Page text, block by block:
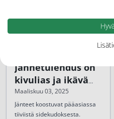
Jännetulehdus on
kivulias ja ikävä
vaiva
Maaliskuu 03, 2025
Jänteet koostuvat pääasiassa
tiiviistä sidekudoksesta.